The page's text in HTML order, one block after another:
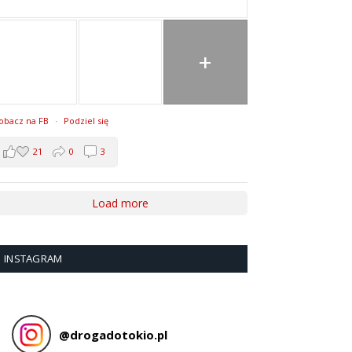
+
na FB · Podziel się
21 0 3
Load more
INSTAGRAM
@drogadotokio.pl